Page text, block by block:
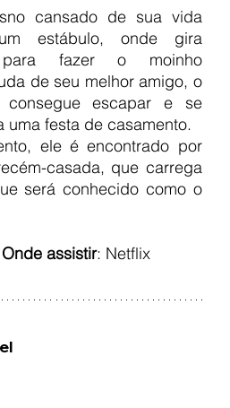
cansado de sua vida
estábulo, onde gira
para fazer o moinho
de seu melhor amigo, o
escapar e se
uma festa de casamento.
ele é encontrado por
casada, que carrega
será conhecido como o
Onde assistir: Netflix